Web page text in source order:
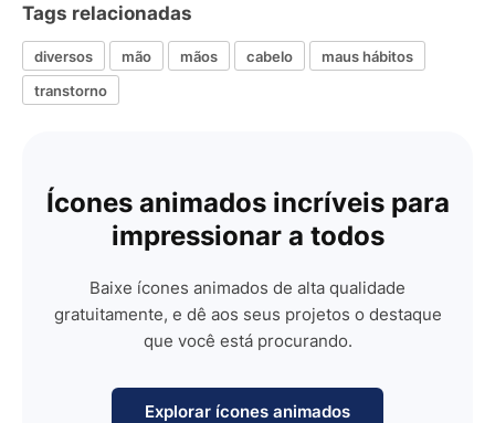
Tags relacionadas
diversos mão mãos cabelo
maus hábitos
transtorno
Ícones animados incríveis para
impressionar a todos
Baixe ícones animados de alta qualidade
gratuitamente, e dê aos seus projetos o destaque
que você está procurando.
Explorar ícones animados